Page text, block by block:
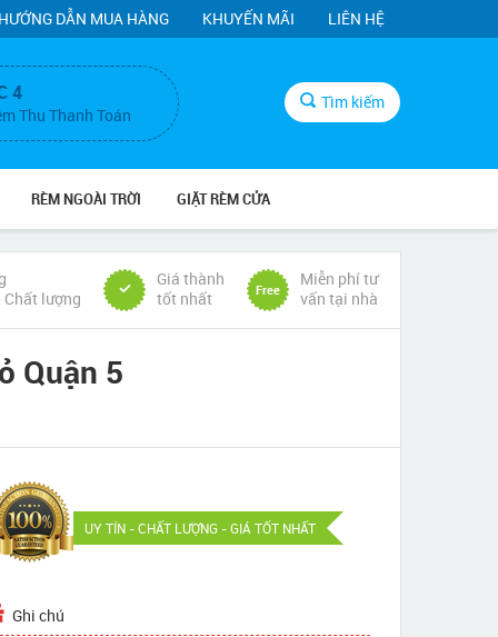
HƯỚNG DẪN MUA HÀNG KHUYẾN MÃI LIÊN HỆ
4
Thu Thanh Toán
Tìm kiếm
RÈM NGOÀI TRỜI GIẶT RÈM CỬA
Chất lượng
Giá thành
tốt nhất
Free
Miễn phí tư
vấn tại nhà
Quận 5
UY TÍN - CHẤT LƯỢNG - GIÁ TỐT NHẤT
Ghi chú